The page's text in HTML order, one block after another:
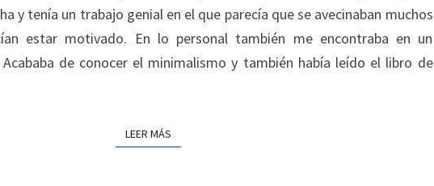
y tenía un trabajo genial en el que parecía que se avecinaban muchos
estar motivado. En lo personal también me encontraba en un
de conocer el minimalismo y también había leído el libro de
LEER MÁS